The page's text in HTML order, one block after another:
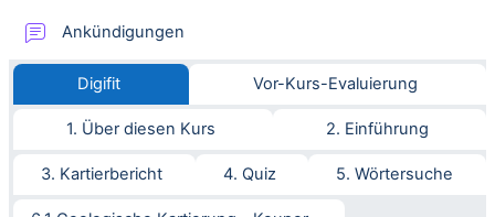
Ankündigungen
Digifit Vor-Kurs-Evaluierung
1. Über diesen Kurs 2. Einführung
3. Kartierbericht 4. Quiz 5. Wörtersuche